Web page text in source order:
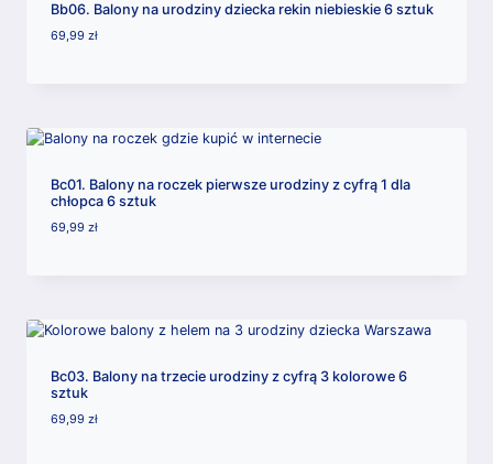
Bb06. Balony na urodziny dziecka rekin niebieskie 6 sztuk
69,99zł
Bc01. Balony na roczek pierwsze urodziny z cyfrą 1 dla
chłopca 6 sztuk
69,99zł
Bc03. Balony na trzecie urodziny z cyfrą 3 kolorowe 6
sztuk
69,99zł